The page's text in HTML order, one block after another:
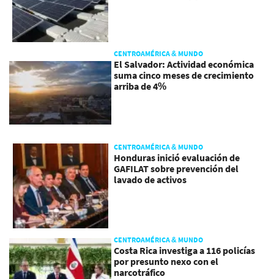
CENTROAMÉRICA & MUNDO
El Salvador: Actividad económica
suma cinco meses de crecimiento
arriba de 4%
CENTROAMÉRICA & MUNDO
Honduras inició evaluación de
GAFILAT sobre prevención del
lavado de activos
CENTROAMÉRICA & MUNDO
Costa Rica investiga a 116 policías
por presunto nexo con el
narcotráfico